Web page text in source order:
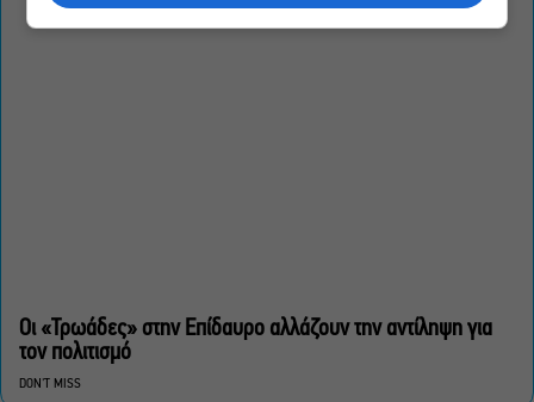
Οι «Τρωάδες» στην Επίδαυρο αλλάζουν την αντίληψη για
τον πολιτισμό
DON'T MISS